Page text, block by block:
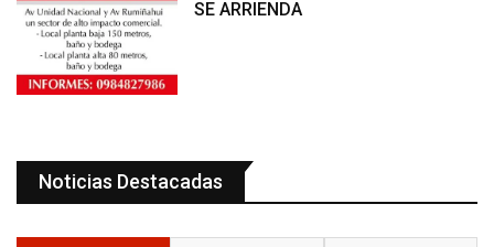
SE ARRIENDA
Noticias Destacadas